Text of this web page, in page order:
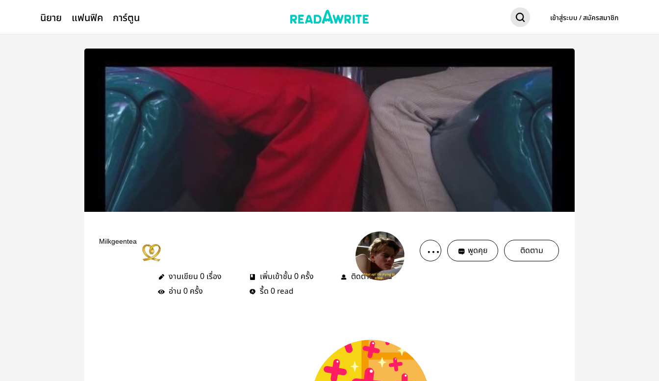
นิยาย แฟนฟิค การ์ตูน เข้าสู่ระบบ / สมัครสมาชิก
Milkgeentea
พูดคุย ติดตาม
งานเขียน 0 เรื่อง เพิ่มเข้าชั้น 0 ครั้ง ติดตาม0คน
อ่าน 0 ครั้ง รี้ด 0 read